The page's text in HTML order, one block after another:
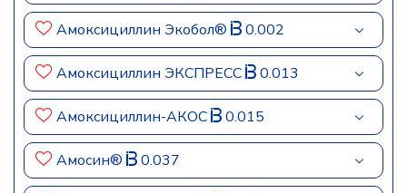
Амоксициллин Экобол® 0.002
Амоксициллин ЭКСПРЕСС 0.013
Амоксициллин-АКОС 0.015
Амосин® 0.037